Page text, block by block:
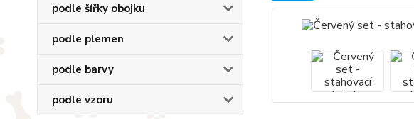
podle šířky obojku
podle plemen
podle barvy
podle vzoru